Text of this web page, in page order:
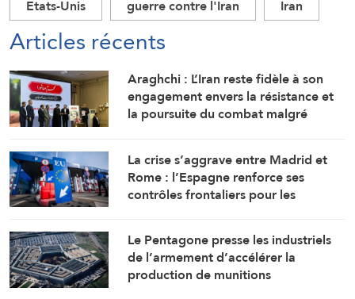
Etats-Unis guerre contre l'Iran Iran
Articles récents
Araghchi : L’Iran reste fidèle à son
engagement envers la résistance et
la poursuite du combat malgré
La crise s’aggrave entre Madrid et
Rome : l’Espagne renforce ses
contrôles frontaliers pour les
Le Pentagone presse les industriels
de l’armement d’accélérer la
production de munitions